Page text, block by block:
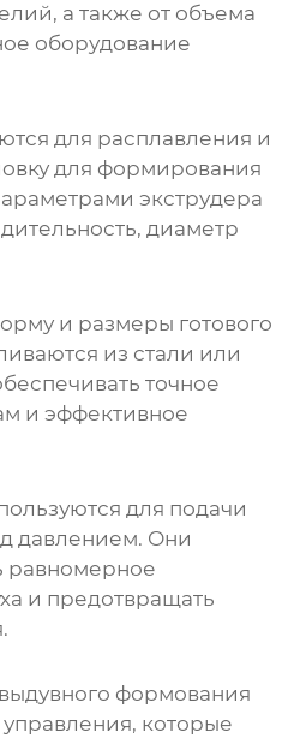
а также от объема
оборудование
для расплавления и
для формирования
экструдера
диаметр
и размеры готового
из стали или
точное
и эффективное
для подачи
давлением. Они
равномерное
и предотвращать
выдувного формования
которые